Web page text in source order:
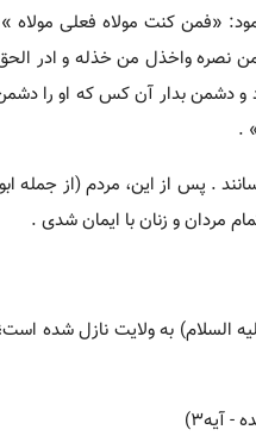
«فمن کنت مولاه فعلی مولاه
واخذل من خذله و ادر الحق
بدار آن کس که او را دشمن
.
. پس از این، مردم (از جمله
مردان و زنان با ایمان شدی .
السلام) به ولايت نازل شده
- آیه3)